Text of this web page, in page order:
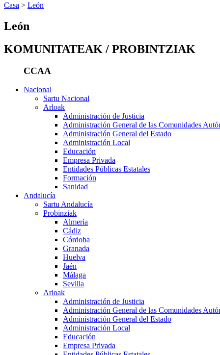
Casa > León
León
KOMUNITATEAK / PROBINTZIAK
CCAA
Nacional
Sartu Nacional
Arloak
Administración de Justicia
Administración General de las Comunidades
Administración General del Estado
Administración Local
Educación
Empresa Privada
Entidades Públicas Estatales
Formación
Sanidad
Andalucía
Sartu Andalucía
Probinziak
Almería
Cádiz
Córdoba
Granada
Huelva
Jaén
Málaga
Sevilla
Arloak
Administración de Justicia
Administración General de las Comunidades
Administración General del Estado
Administración Local
Educación
Empresa Privada